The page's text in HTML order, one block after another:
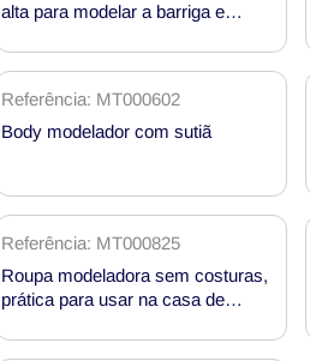
alta para modelar a barriga e
MT000718
Referência: MT000602
Body modelador com sutiã
Referência: MT000825
Roupa modeladora sem costuras,
prática para usar na casa de